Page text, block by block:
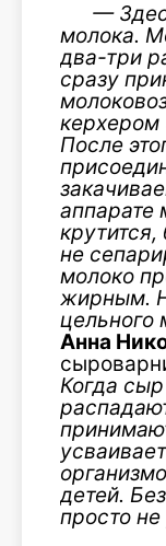
—
молока.
два-три
сразу
После
аппарате
крутится,
не
молоко
жирным.
цельного
Анна
Когда
детей.
просто